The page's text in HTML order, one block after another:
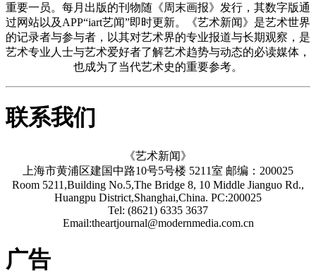
重要一员。每月出版的刊物随《周末画报》发行，其数字版通
过网站以及APP“iart艺闻”即时更新。《艺术新闻》是艺术世界
的记录者与参与者，以其对艺术界的专业报道与长期观察，是
艺术专业人士与艺术爱好者了解艺术趋势与动态的必读媒体，
也成为了当代艺术史的重要参考。
联系我们
《艺术新闻》
上海市黄浦区建国中路10号5号楼 5211室 邮编：200025
Room 5211,Building No.5,The Bridge 8, 10 Middle Jianguo Rd.,
Huangpu District,Shanghai,China. PC:200025
Tel: (8621) 6335 3637
Email:theartjournal@modernmedia.com.cn
广告